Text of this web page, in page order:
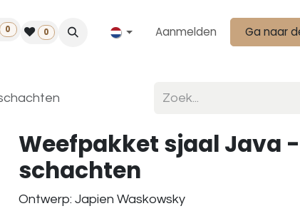
een dealer
0 0 Aanmelden Ga naar
Weefpakket sjaal Java
schachten
Ontwerp: Japien Waskowsky